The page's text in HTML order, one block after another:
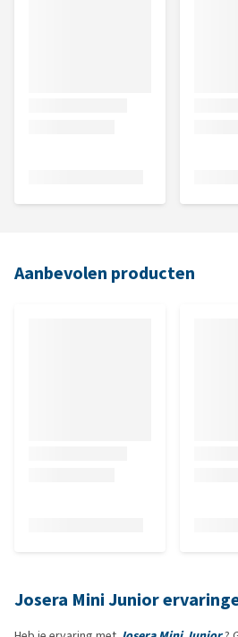
Aanbevolen producten
Josera Mini Junior